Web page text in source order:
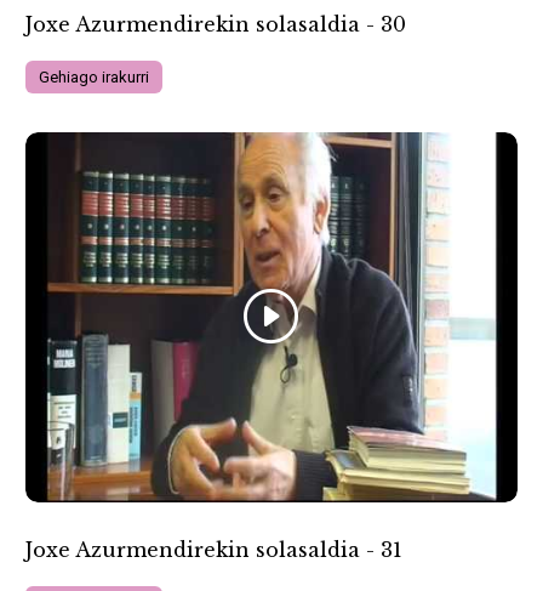
Joxe Azurmendirekin solasaldia - 30
Gehiago irakurri
Joxe Azurmendirekin solasaldia - 31